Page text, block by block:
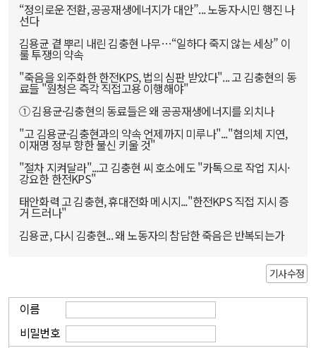
“정의로운 전환, 공공재생에너지가 대안”... 노동자·시민 행진 나
선다
김용균 곁 뿌리 내린 김충현 나무…“일하다 죽지 않는 세상” 이
룰 투쟁의 약속
"죽음을 외주화한 한전KPS, 법의 심판 받았다"... 고 김충현의 동
료들 "원청은 즉각 직접고용 이행해야"
① 김용균·김충현의 동료들은 왜 공공재생에너지를 외치나
"고 김용균·김충현과의 약속 언제까지 미루나"..."협의체 지연,
이재명 정부 향한 불신 키울 것"
"절차 지켜달라"...고 김충현 씨 호소에도 "카톡으로 작업 지시·
강요한 한전KPS"
태안화력 고 김충현, 휴대전화 메시지..."한전KPS 직접 지시 증
거 드러나"
김용균, 다시 김충현... 왜 노동자의 참담한 죽음은 반복되는가
기사수정
이름
비밀번호